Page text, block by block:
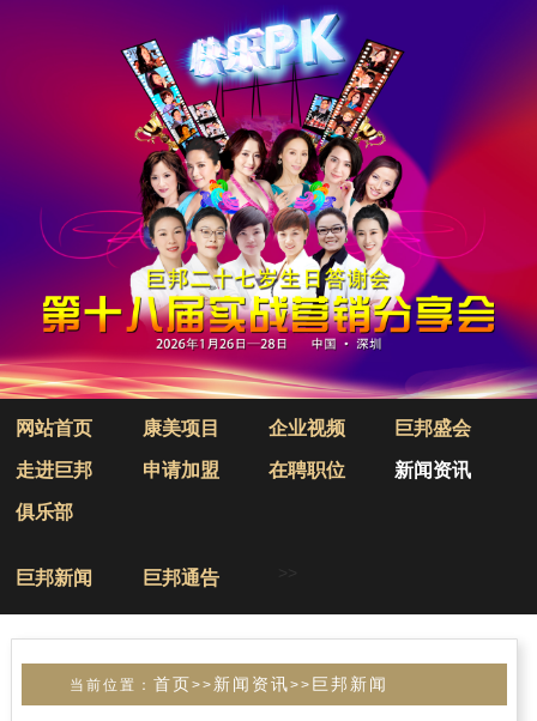
网站首页 康美项目 企业视频 巨邦盛会
走进巨邦 申请加盟 在聘职位 新闻资讯
俱乐部
巨邦新闻 巨邦通告
当前位置：首页>> 新闻资讯>> 巨邦新闻